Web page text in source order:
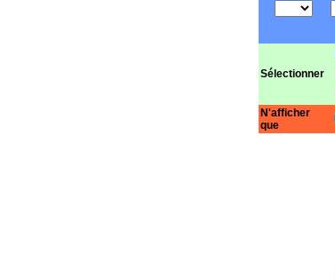
Sélectionner
N'afficher
que